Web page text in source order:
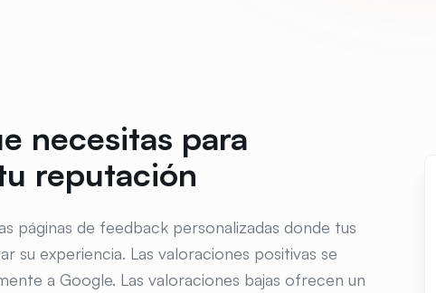
necesitas para
reputación
páginas de feedback personalizadas donde tus
su experiencia. Las valoraciones positivas se
a Google. Las valoraciones bajas ofrecen un